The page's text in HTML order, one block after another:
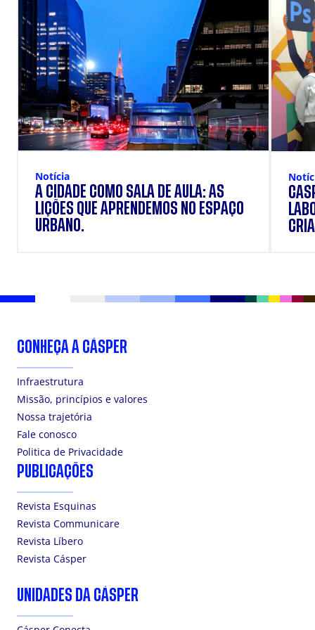
Notícia
A CIDADE COMO SALA DE AULA: AS
LIÇÕES QUE APRENDEMOS NO ESPAÇO
URBANO.
CONHEÇA A CÁSPER
Infraestrutura
Missão, princípios e valores
Nossa trajetória
Fale conosco
Politica de Privacidade
PUBLICAÇÕES
Revista Esquinas
Revista Communicare
Revista Líbero
Revista Cásper
UNIDADES DA CÁSPER